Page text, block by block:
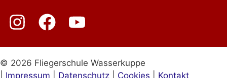
© 2026 Fliegerschule Wasserkuppe
Impressum Datenschutz Cookies Kontakt